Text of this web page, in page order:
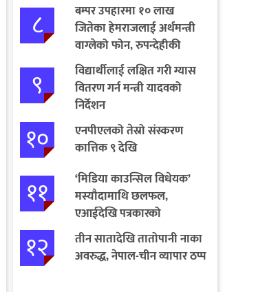
८
बम्पर उपहारमा १० लाख
जितेका हेमराजलाई अर्थमन्त्री
वाग्लेको फोन, रुपन्देहीकी
सपनाले जितिन् एक लाख
९
विद्यार्थीलाई लक्षित गरी ग्यास
वितरण गर्न मन्त्री यादवको
निर्देशन
१०
एनपीएलको तेस्रो संस्करण
कात्तिक ९ देखि
११
‘मिडिया काउन्सिल विधेयक’
मस्यौदामाथि छलफल,
एआईदेखि पत्रकारको
लाइसेन्ससम्मका विषयमा
सुझाव
१२
तीन सातादेखि तातोपानी नाका
अवरुद्ध, नेपाल-चीन व्यापार ठप्प